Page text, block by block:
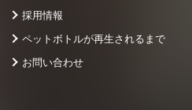
採用情報
ペットボトルが再生されるまで
お問い合わせ